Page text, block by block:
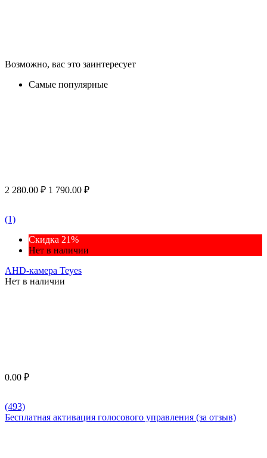
Возможно, вас это заинтересует
Самые популярные
2 280.00 ₽ 1 790.00 ₽
(1)
Скидка 21%
Нет в наличии
AHD-камера Teyes
Нет в наличии
0.00 ₽
(493)
Бесплатная активация голосового управления (за отзыв)